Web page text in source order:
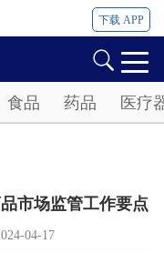
下载 APP
食品 药品 医疗
市场监管工作要点
04-17